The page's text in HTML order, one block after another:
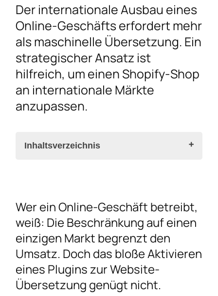
Der internationale Ausbau eines
Online-Geschäfts erfordert mehr
als maschinelle Übersetzung. Ein
strategischer Ansatz ist
hilfreich, um einen Shopify-Shop
an internationale Märkte
anzupassen.
Inhaltsverzeichnis
Die richtigen Übersetzungswerkzeuge
wählen
Shopify Markets und Checkout-Anpassung
Lokale Währungen und
Zahlungsmodalitäten
Internationales SEO und
Wer ein Online-Geschäft betreibt,
weiß: Die Beschränkung auf einen
einzigen Markt begrenzt den
Umsatz. Doch das bloße Aktivieren
eines Plugins zur Website-
Übersetzung genügt nicht.